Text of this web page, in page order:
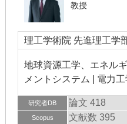
教授
理工学術院 先進理工学
地球資源工学、エネル
メントシステム | 電力工
研究者DB 論文 418
Scopus 文献数 395